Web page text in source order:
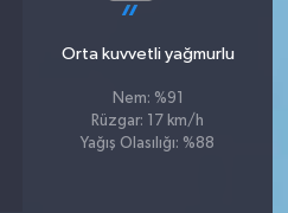
Orta kuvvetli yağmurlu
Nem: %91
Rüzgar: 17 km/h
Yağış Olasılığı: %88